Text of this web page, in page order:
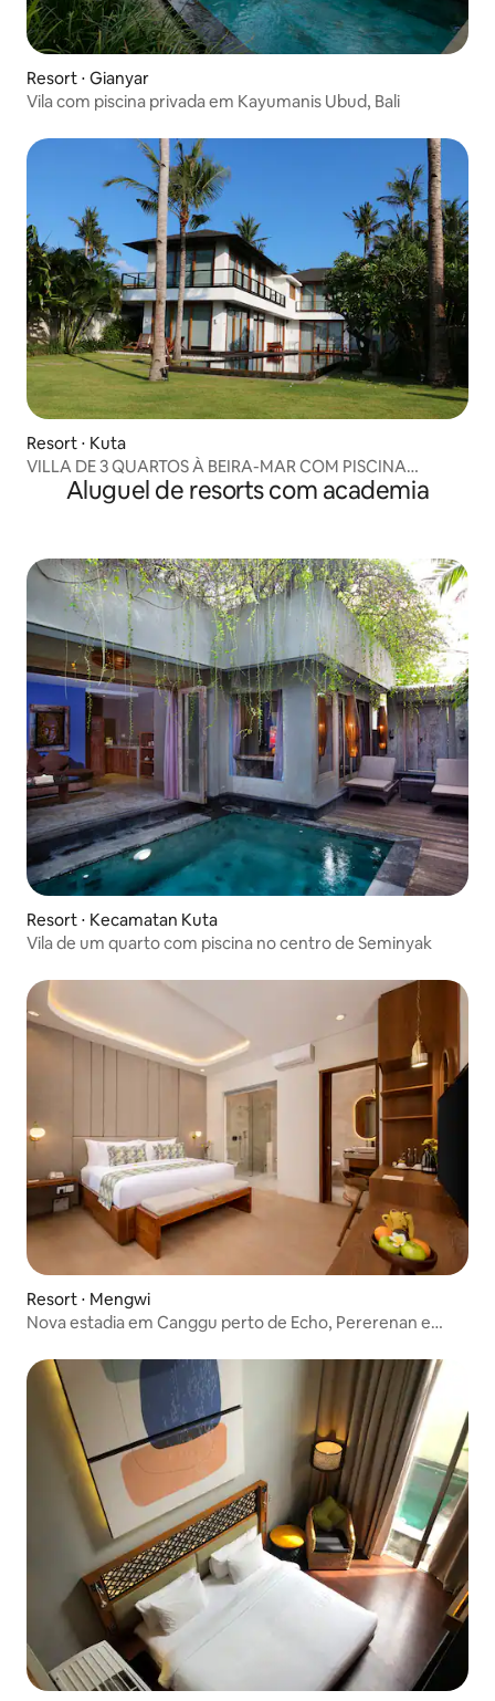
Resort ⋅ Gianyar
Vila com piscina privada em Kayumanis Ubud, Bali
Resort ⋅ Kuta
VILLA DE 3 QUARTOS À BEIRA-MAR COM PISCINA
PRIVATIVA
Aluguel de resorts com academia
Resort ⋅ Kecamatan Kuta
Vila de um quarto com piscina no centro de Seminyak
Resort ⋅ Mengwi
Nova estadia em Canggu perto de Echo, Pererenan e